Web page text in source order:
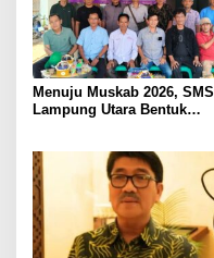
Menuju Muskab 2026, SMSI
Lampung Utara Bentuk